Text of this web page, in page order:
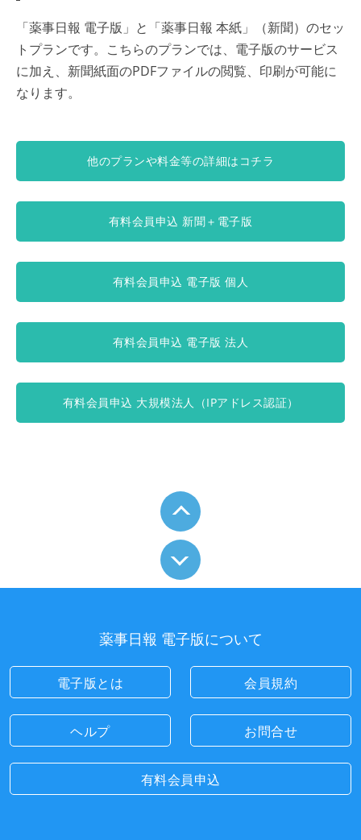
「薬事日報 電子版」と「薬事日報 本紙」（新聞）のセッ
トプランです。こちらのプランでは、電子版のサービス
に加え、新聞紙面のPDFファイルの閲覧、印刷が可能に
なります。
他のプランや料金等の詳細はコチラ
有料会員申込 新聞＋電子版
有料会員申込 電子版 個人
有料会員申込 電子版 法人
有料会員申込 大規模法人（IPアドレス認証）
薬事日報 電子版について
電子版とは 会員規約
ヘルプ お問合せ
有料会員申込